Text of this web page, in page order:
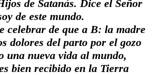
de Satanás. Dice el Señor
de este mundo.
celebrar de que aB: la madre
dolores del parto por el gozo
una nueva vida al mundo,
bien recibido en la Tierra